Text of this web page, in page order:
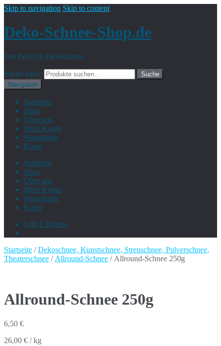
Skip to navigation Skip to content
Deko-Schnee-Shop.de
Der Profi für Dekoschnee
Suche nach:
Suche
Navigation
Startseite
Shop
Über uns
Mein Konto
Warenkorb
Kasse
Startseite
Shop
Über uns
Mein Konto
Warenkorb
Kasse
0,00 € 0 items
Startseite /Dekoschnee, Kunstschnee, Streuschnee, Pulverschnee,
Theaterschnee / Allround-Schnee / Allround-Schnee 250g
Allround-Schnee 250g
6,50 €
26,00 € /kg